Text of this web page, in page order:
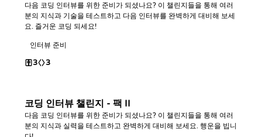
다음 코딩 인터뷰를 위한 준비가 되셨나요? 이 챌린지들을 통해 여러
분의 지식과 기술을 테스트하고 다음 인터뷰를 완벽하게 대비해 보세
요. 즐거운 코딩 되세요!
인터뷰 준비
3 3
코딩 인터뷰 챌린지 - 팩 II
다음 코딩 인터뷰를 위한 준비가 되셨나요? 이 챌린지들을 통해 여러
분의 지식과 실력을 테스트하고 완벽하게 대비해 보세요. 행운을 빕니